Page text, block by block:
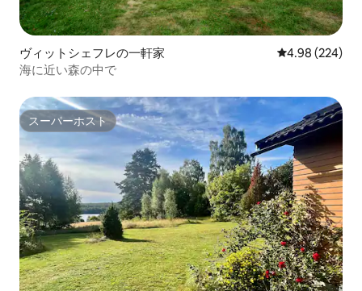
ヴィットシェフレの一軒家 レビュー224
4.98 (224)
海に近い森の中で
スーパーホスト
スーパーホスト